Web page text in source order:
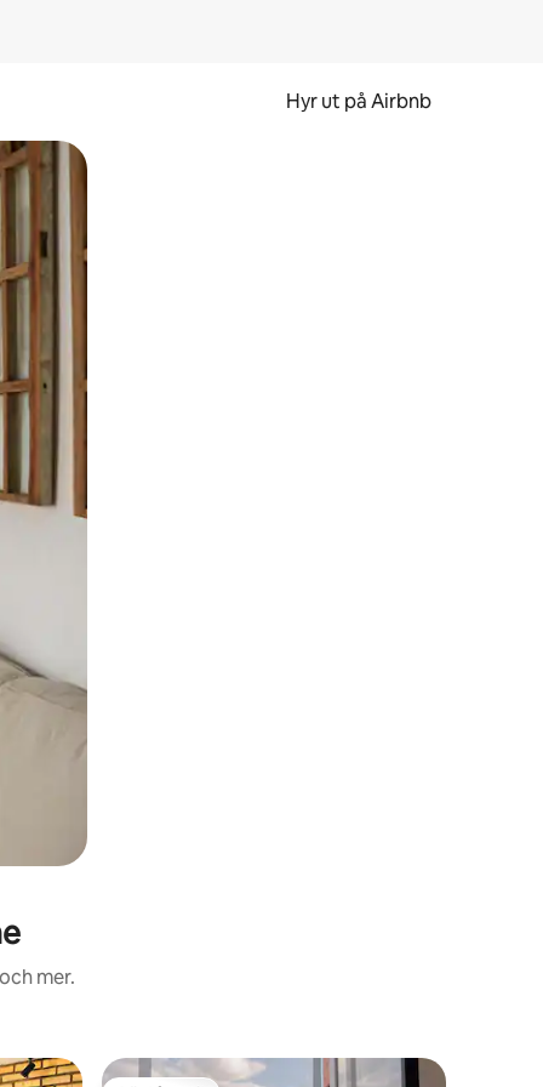
Hyr ut på Airbnb
mer.